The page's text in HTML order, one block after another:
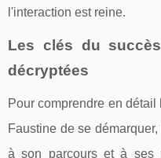
l'interaction est reine.
Les clés du
décryptées
Pour comprendre en
Faustine de se
à son parcours et à ses